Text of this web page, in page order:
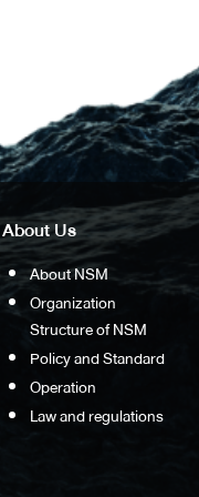
About Us
About NSM
Organization
Structure of NSM
Policy and Standard
Operation
Law and regulations